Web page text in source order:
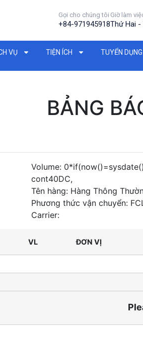
Gọi cho chúng tôi
+84-971945918
Giờ làm
Thứ Hai -
VỤ TIỆN ÍCH TUYỂN DỤNG
BẢNG
Volume:
cont40DC,
Tên hàng: Hàng Thông
Phương thức vận chuyển:
Carrier:
VL ĐƠN VỊ